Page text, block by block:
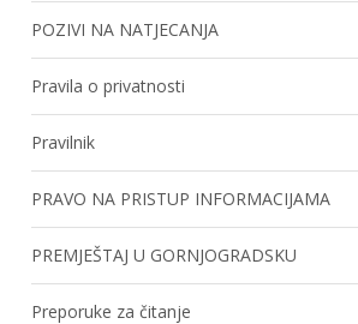
POZIVI NA NATJECANJA
Pravila o privatnosti
Pravilnik
PRAVO NA PRISTUP INFORMACIJAMA
PREMJEŠTAJ U GORNJOGRADSKU
Preporuke za čitanje